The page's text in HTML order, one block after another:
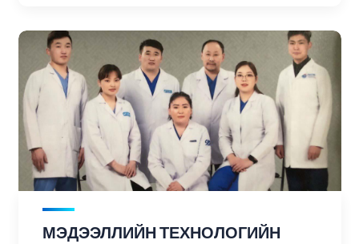
МЭДЭЭЛЛИЙН ТЕХНОЛОГИЙН